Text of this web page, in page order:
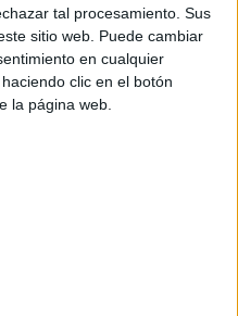
tal procesamiento. Sus
sitio web. Puede cambiar
en cualquier
clic en el botón
la página web.